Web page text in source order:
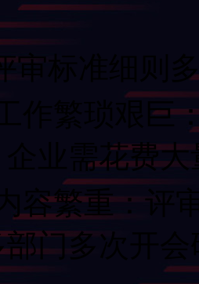
审标准细则
作繁琐艰巨
，企业需花
繁重：评
多部门多次开